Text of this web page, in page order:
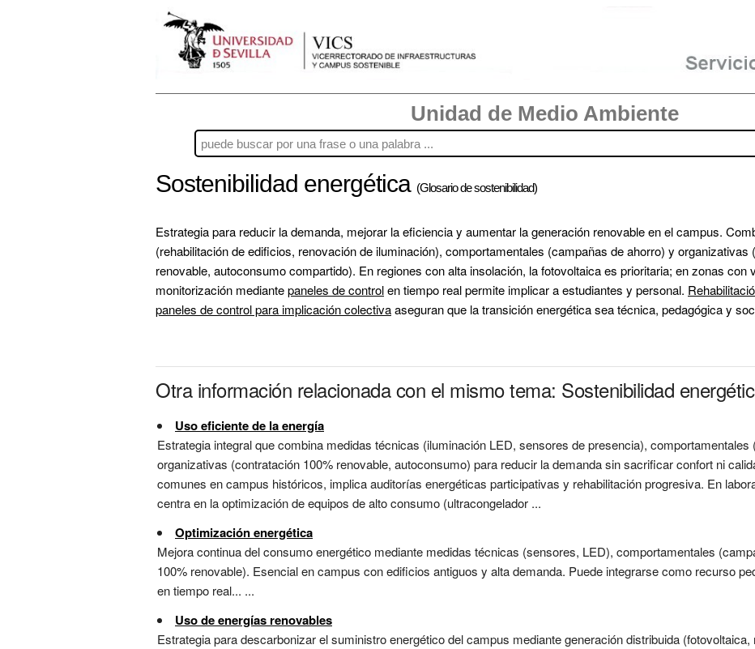
Unidad de Medio Ambiente
Sostenibilidad energética (Glosario de sostenibilidad)
Estrategia para reducir la demanda, mejorar la eficiencia y aumentar la generación renovable en el campus.
(rehabilitación de edificios, renovación de iluminación), comportamentales (campañas de ahorro) y organizativas
renovable, autoconsumo compartido). En regiones con alta insolación, la fotovoltaica es prioritaria; en zonas con
monitorización mediante paneles de control en tiempo real permite implicar a estudiantes y personal.
paneles de control para implicación colectiva aseguran que la transición energética sea técnica, pedagógica y
Otra información relacionada con el mismo tema: Sostenibilidad
Uso eficiente de la energía
Estrategia integral que combina medidas técnicas (iluminación LED, sensores de presencia), comportamentales
organizativas (contratación 100% renovable, autoconsumo) para reducir la demanda sin sacrificar confort ni
comunes en campus históricos, implica auditorías energéticas participativas y rehabilitación progresiva. En
centra en la optimización de equipos de alto consumo (ultracongelador ...
Optimización energética
Mejora continua del consumo energético mediante medidas técnicas (sensores, LED), comportamentales
100% renovable). Esencial en campus con edificios antiguos y alta demanda. Puede integrarse como recurso
en tiempo real... ...
Uso de energías renovables
Estrategia para descarbonizar el suministro energético del campus mediante generación distribuida